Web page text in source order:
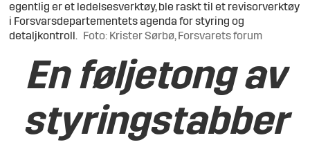
egentlig er et ledelsesverktøy, ble raskt til et revisorverktøy
i Forsvarsdepartementets agenda for styring og
detaljkontroll.
Foto: Krister Sørbø, Forsvarets forum
En føljetong av
styringstabber